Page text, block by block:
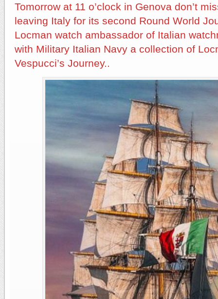
Tomorrow at 11 o’clock in Genova don’t
leaving Italy for its second Round World
Locman watch ambassador of Italian
with Military Italian Navy a collection of
Vespucci’s Journey..